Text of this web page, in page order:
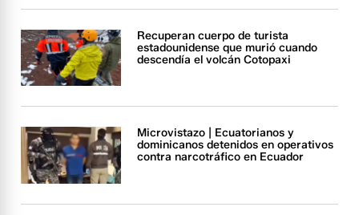
Recuperan cuerpo de turista
estadounidense que murió cuando
descendía el volcán Cotopaxi
Microvistazo | Ecuatorianos y
dominicanos detenidos en operativos
contra narcotráfico en Ecuador